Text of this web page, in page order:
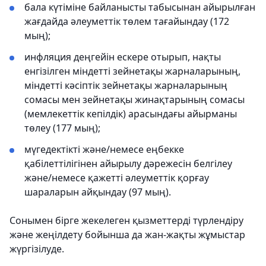
бала күтіміне байланысты табысынан айырылған
жағдайда әлеуметтік төлем тағайындау (172
мың);
инфляция деңгейін ескере отырып, нақты
енгізілген міндетті зейнетақы жарналарының,
міндетті кәсіптік зейнетақы жарналарының
сомасы мен зейнетақы жинақтарының сомасы
(мемлекеттік кепілдік) арасындағы айырманы
төлеу (177 мың);
мүгедектікті және/немесе еңбекке
қабілеттілігінен айырылу дәрежесін белгілеу
және/немесе қажетті әлеуметтік қорғау
шараларын айқындау (97 мың).
Сонымен бірге жекелеген қызметтерді түрлендіру
және жеңілдету бойынша да жан-жақты жұмыстар
жүргізілуде.